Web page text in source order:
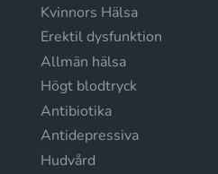
Kvinnors Hälsa
Erektil dysfunktion
Allmän hälsa
Högt blodtryck
Antibiotika
Antidepressiva
Hudvård